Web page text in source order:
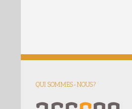
QUI SOMMES-NOUS?